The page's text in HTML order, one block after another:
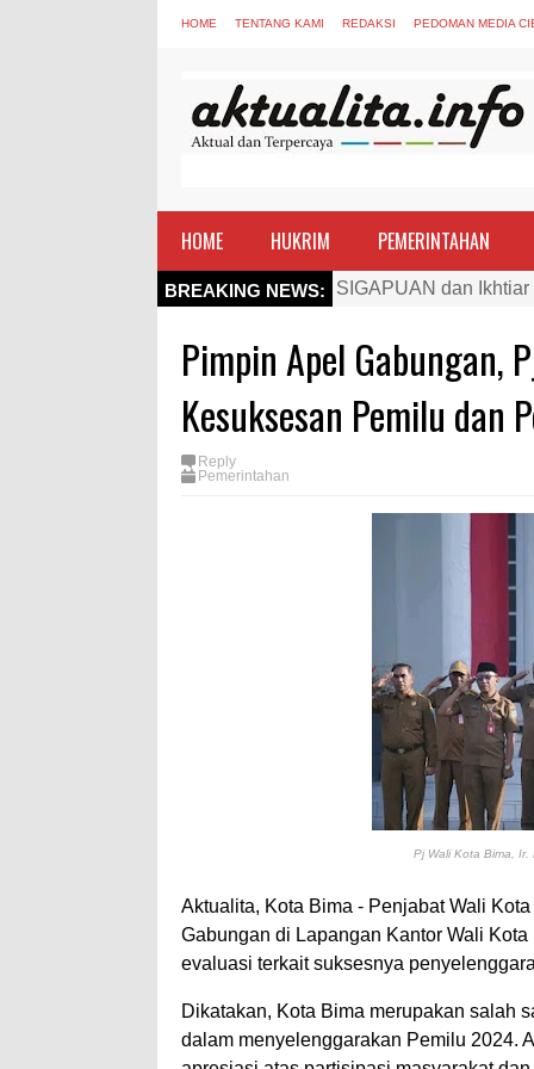
HOME TENTANG KAMI REDAKSI PEDOMAN MEDIA
HOME HUKRIM PEMERINTAHAN
BREAKING NEWS:
SIGAPUAN dan
TEGAS! Kapolres
Staf Ahli Tekankan
Si Dokes Polres Bima
Nobar Piala Dunia
Antusiasnya Warga
Wali Kota Bima
"Polisi Peduli"
Wali Kota Bima
Wakil Wali Kota
Wali Kota Tekankan
Wali Kota Bima Hadiri
Pemkot Jawab
Pimpin Upacara HUT
Kado HUT
Bakti Sosial
Polsek Bolo Bongkar
Pimpin Apel Gabungan,
Kesuksesan Pemilu dan
Reply
Pemerintahan
Pj Wali Kota Bima,
Aktualita, Kota Bima - Penjabat Wali
Gabungan di Lapangan Kantor Wali
evaluasi terkait suksesnya
Dikatakan, Kota Bima merupakan salah
dalam menyelenggarakan Pemilu 2024.